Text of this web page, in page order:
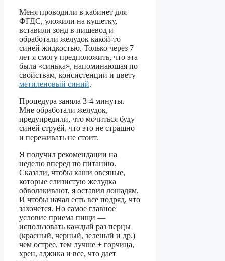
Меня проводили в кабинет для
ФГДС, уложили на кушетку,
вставили зонд в пищевод и
обработали желудок какой-то
синей жидкостью. Только через 7
лет я смогу предположить, что эта
была «синька», напоминающая по
свойствам, консистенции и цвету
метиленовый синий.
Процедура заняла 3-4 минуты.
Мне обработали желудок,
предупредили, что мочиться буду
синей струёй, что это не страшно
и переживать не стоит.
Я получил рекомендации на
неделю вперед по питанию.
Сказали, чтобы каши овсяные,
которые слизистую желудка
обволакивают, я оставил лошадям.
И чтобы начал есть все подряд, что
захочется. Но самое главное
условие приема пищи —
использовать каждый раз перцы
(красный, черный, зеленый и др.)
чем острее, тем лучше + горчица,
хрен, аджика и все, что дает